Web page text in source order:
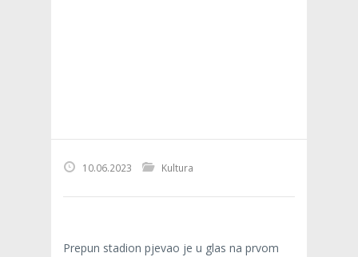
10.06.2023 Kultura
Prepun stadion pjevao je u glas na prvom